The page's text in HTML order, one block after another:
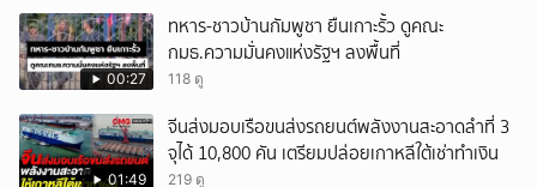
00:27
ทหาร-ชาวบ้านกัมพูชา ยืนเกาะรั้ว ดูคณะ
กมธ.ความมั่นคงแห่งรัฐฯ ลงพื้นที่
118 ดู
01:49
จีนส่งมอบเรือขนส่งรถยนต์พลังงานสะอาดลำที่ 3
จุได้ 10,800 คัน เตรียมปล่อยเกาหลีใต้เช่าทำเงิน
219 ดู